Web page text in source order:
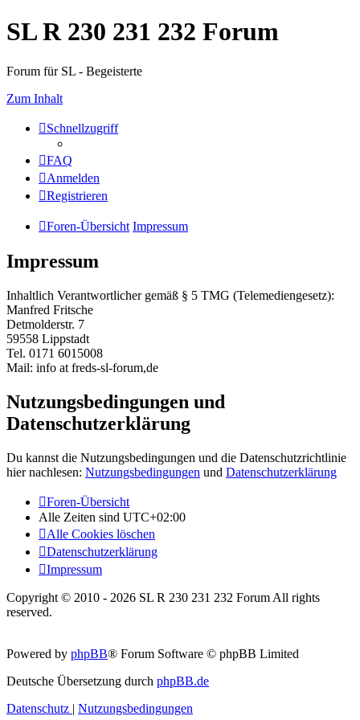
SL R 230 231 232 Forum
Forum für SL - Begeisterte
Zum Inhalt
Schnellzugriff
FAQ
Anmelden
Registrieren
Foren-Übersicht Impressum
Impressum
Inhaltlich Verantwortlicher gemäß § 5 TMG (Telemediengesetz):
Manfred Fritsche
Detmolderstr. 7
59558 Lippstadt
Tel. 0171 6015008
Mail: info at freds-sl-forum,de
Nutzungsbedingungen und
Datenschutzerklärung
Du kannst die Nutzungsbedingungen und die Datenschutzrichtlinie
hier nachlesen: Nutzungsbedingungen und Datenschutzerklärung
Foren-Übersicht
Alle Zeiten sind UTC+02:00
Alle Cookies löschen
Datenschutzerklärung
Impressum
Copyright © 2010 - 2026 SL R 230 231 232 Forum All rights
reserved.
Powered by phpBB® Forum Software © phpBB Limited
Deutsche Übersetzung durch phpBB.de
Datenschutz | Nutzungsbedingungen